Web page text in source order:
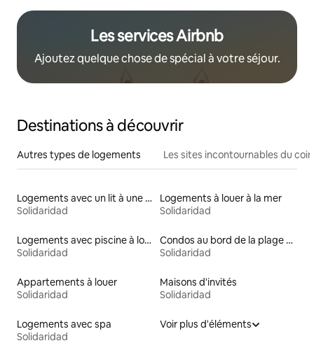
Les services Airbnb
Ajoutez quelque chose de spécial à votre séjour.
Destinations à découvrir
Autres types de logements Les sites incontournables du coin
Logements avec un lit à une hauteur accessible
Solidaridad
Logements à louer à la mer
Solidaridad
Logements avec piscine à louer
Solidaridad
Condos au bord de la plage à louer
Solidaridad
Appartements à louer
Solidaridad
Maisons d'invités
Solidaridad
Logements avec spa
Solidaridad
Voir plus d'éléments